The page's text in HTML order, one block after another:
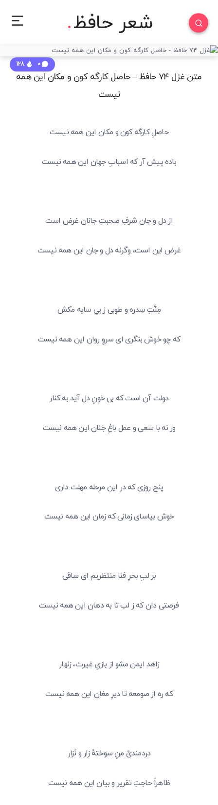
شعر حافظ
متن غزل ۷۴ حافظ – حاصل کارگه کون و مکان این همه
نیست
0
128
حاصلِ کارگه کون و مکان این همه نیست
باده پیش آر که اسبابِ جهان این همه نیست
از دل و جان شرفِ صحبتِ جانان غرض است
غرض این است، وگرنه دل و جان این همه نیست
مِنَّتِ سِدره و طوبی ز پیِ سایه مکش
که چو خوش بنگری ای سروِ روان این همه نیست
دولت آن است که بی خونِ دل آید به کنار
ور نه با سعی و عمل باغِ جَنان این همه نیست
پنج روزی که در این مرحله مهلت داری
خوش بیاسای زمانی که زمان این همه نیست
بر لبِ بحرِ فنا منتظریم ای ساقی
فرصتی دان که ز لب تا به دهان این همه نیست
زاهد ایمن مشو از بازیِ غیرت، زنهار
که ره از صومعه تا دیرِ مغان این همه نیست
دردمندیِّ منِ سوختهٔ زار و نَزار
ظاهراً حاجتِ تقریر و بیان این همه نیست